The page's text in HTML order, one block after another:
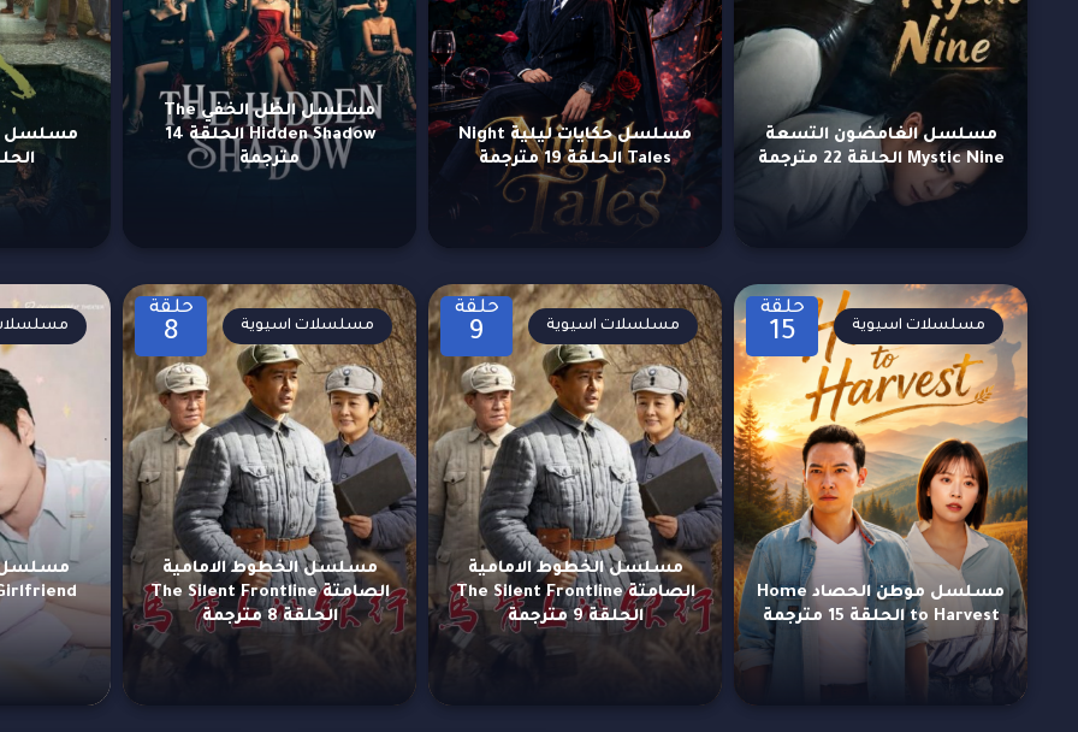
مسلسل الغامضون التسعة
Mystic Nine الحلقة 22 مترجمة
مسلسل حكايات ليلية Night
Tales الحلقة 19 مترجمة
مسلسل الظل الخفي The
Hidden Shadow الحلقة 14
مترجمة
الحلقة
حلقة
15
مسلسل موطن الحصاد Home
to Harvest الحلقة 15 مترجمة
مسلسلات اسيوية
حلقة
9
مسلسل الخطوط الامامية
الصامتة The Silent Frontline
الحلقة 9 مترجمة
مسلسلات اسيوية
حلقة
8
مسلسل الخطوط الامامية
الصامتة The Silent Frontline
الحلقة 8 مترجمة
مسلسلات اسيوية
مسلسل